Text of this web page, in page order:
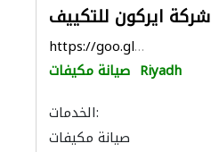
شركة ايركون للتكييف
https://goo.gl/maps/j6c6iQYTcxKc9FLv9
صيانة مكيفات Riyadh
الخدمات:
صيانة مكيفات